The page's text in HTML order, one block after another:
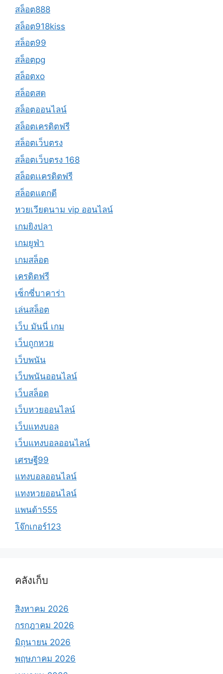
สล็อต888
สล็อต918kiss
สล็อต99
สล็อตpg
สล็อตxo
สล็อตสด
สล็อตออนไลน์
สล็อตเครดิตฟรี
สล็อตเว็บตรง
สล็อตเว็บตรง 168
สล็อตเเครดิตฟรี
สล็อตแตกดี
หวยเวียดนาม vip ออนไลน์
เกมยิงปลา
เกมยูฟ่า
เกมสล็อต
เครดิตฟรี
เซ็กซี่บาคาร่า
เล่นสล็อต
เว็บ มันนี่ เกม
เว็บถูกหวย
เว็บพนัน
เว็บพนันออนไลน์
เว็บสล็อต
เว็บหวยออนไลน์
เว็บแทงบอล
เว็บแทงบอลออนไลน์
เศรษฐี99
แทงบอลออนไลน์
แทงหวยออนไลน์
แพนด้า555
โจ๊กเกอร์123
คลังเก็บ
สิงหาคม 2026
กรกฎาคม 2026
มิถุนายน 2026
พฤษภาคม 2026